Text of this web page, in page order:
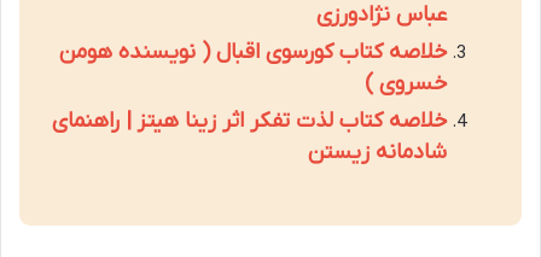
عباس نژادورزی
خلاصه کتاب کورسوی اقبال ( نویسنده هومن
خسروی )
خلاصه کتاب لذت تفکر اثر زینا هیتز | راهنمای
شادمانه زیستن